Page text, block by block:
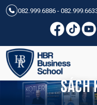
082.999.6886 -
Sách Sách